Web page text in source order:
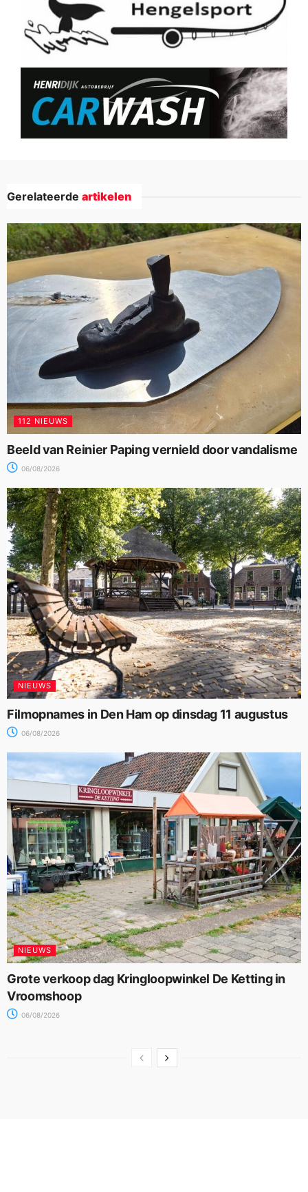
Gerelateerde artikelen
112 NIEUWS
Beeld van Reinier Paping vernield door vandalisme
06/08/2026
NIEUWS
Filmopnames in Den Ham op dinsdag 11 augustus
06/08/2026
NIEUWS
Grote verkoop dag Kringloopwinkel De Ketting in
Vroomshoop
06/08/2026